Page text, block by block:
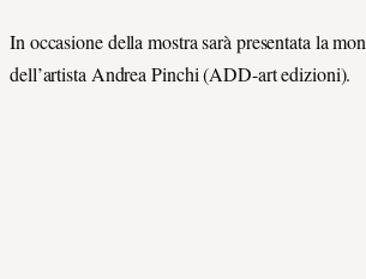
In occasione della mostra sarà presentata la
dell’artista Andrea Pinchi (ADD-art edizioni).